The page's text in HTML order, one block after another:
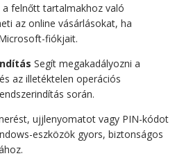
felnőtt tartalmakhoz való
az online vásárlásokat, ha
fiókjait.
Segít megakadályozni a
az illetéktelen operációs
során.
ujjlenyomatot vagy PIN-kódot
eszközök gyors, biztonságos